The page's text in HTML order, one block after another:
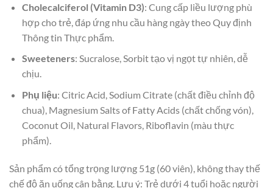
Cholecalciferol (Vitamin D3): Cung cấp liều lượng phù
hợp cho trẻ, đáp ứng nhu cầu hàng ngày theo Quy định
Thông tin Thực phẩm.
Sweeteners: Sucralose, Sorbit tạo vị ngọt tự nhiên, dễ
chịu.
Phụ liệu: Citric Acid, Sodium Citrate (chất điều chỉnh độ
chua), Magnesium Salts of Fatty Acids (chất chống vón),
Coconut Oil, Natural Flavors, Riboflavin (màu thực
phẩm).
Sản phẩm có tổng trọng lượng 51g (60 viên), không thay thế
chế độ ăn uống cân bằng. Lưu ý: Trẻ dưới 4 tuổi hoặc người